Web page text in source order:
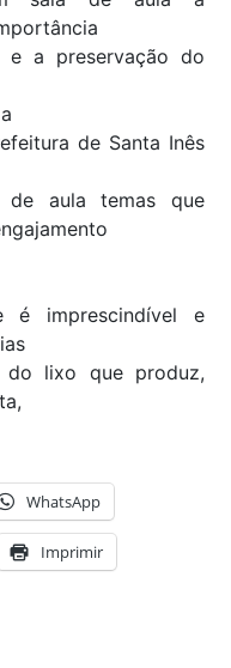
e a preservação do
de Santa Inês
aula temas que
é imprescindível e
do lixo que produz,
WhatsApp
Imprimir